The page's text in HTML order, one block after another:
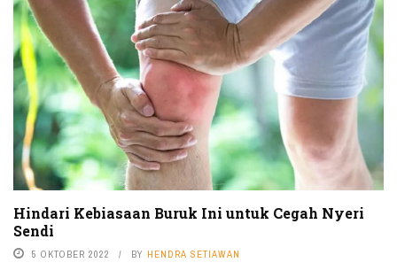
Hindari Kebiasaan Buruk Ini untuk Cegah Nyeri
Sendi
5 OKTOBER 2022 BY HENDRA SETIAWAN